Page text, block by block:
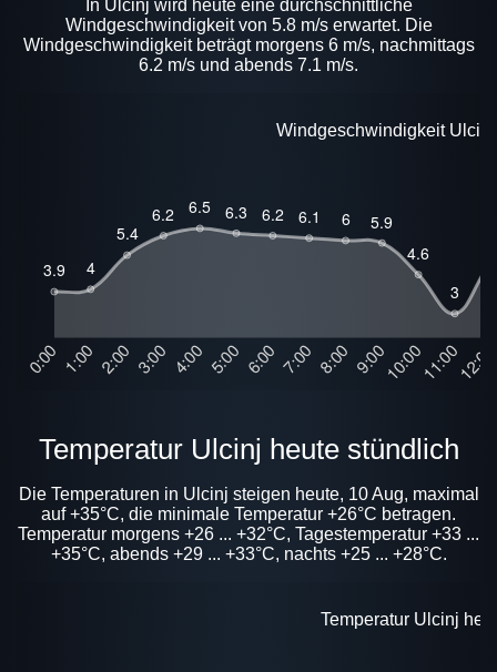
In Ulcinj wird heute eine durchschnittliche
Windgeschwindigkeit von 5.8 m/s erwartet. Die
Windgeschwindigkeit beträgt morgens 6 m/s, nachmittags
6.2 m/s und abends 7.1 m/s.
Windgeschwindigkeit
Temperatur Ulcinj heute stündlich
Die Temperaturen in Ulcinj steigen heute, 10 Aug, maximal
auf +35°C, die minimale Temperatur +26°C betragen.
Temperatur morgens +26 ... +32°C, Tagestemperatur +33 ...
+35°C, abends +29 ... +33°C, nachts +25 ... +28°C.
Temperatur Ulcinj